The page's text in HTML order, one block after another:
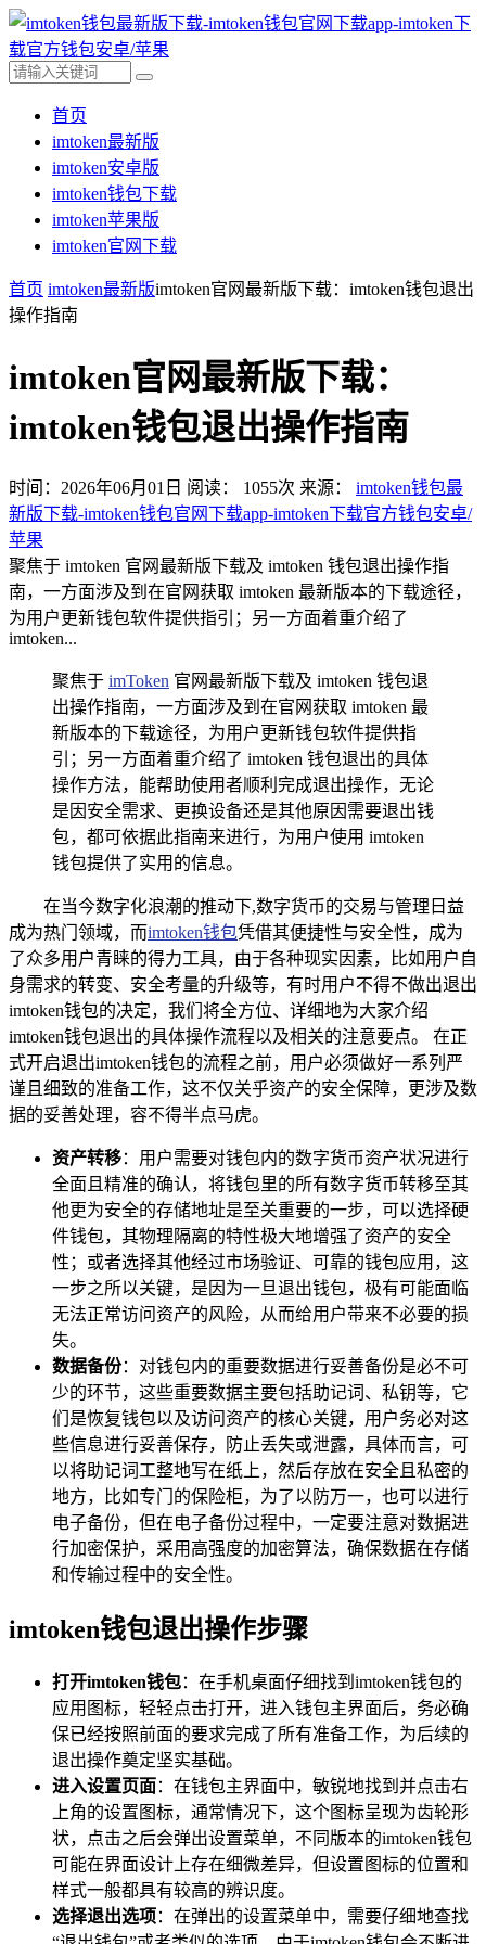
首页
imtoken最新版
imtoken安卓版
imtoken钱包下载
imtoken苹果版
imtoken官网下载
首页 imtoken最新版imtoken官网最新版下载：imtoken钱包退出
操作指南
imtoken官网最新版下载：
imtoken钱包退出操作指南
时间：2026年06月01日 阅读： 1055次 来源： imtoken钱包最
新版下载-imtoken钱包官网下载app-imtoken下载官方钱包安卓/
苹果
聚焦于 imtoken 官网最新版下载及 imtoken 钱包退出操作指
南，一方面涉及到在官网获取 imtoken 最新版本的下载途径，
为用户更新钱包软件提供指引；另一方面着重介绍了
imtoken...
聚焦于 imToken 官网最新版下载及 imtoken 钱包退
出操作指南，一方面涉及到在官网获取 imtoken 最
新版本的下载途径，为用户更新钱包软件提供指
引；另一方面着重介绍了 imtoken 钱包退出的具体
操作方法，能帮助使用者顺利完成退出操作，无论
是因安全需求、更换设备还是其他原因需要退出钱
包，都可依据此指南来进行，为用户使用 imtoken
钱包提供了实用的信息。
在当今数字化浪潮的推动下,数字货币的交易与管理日益
成为热门领域，而imtoken钱包凭借其便捷性与安全性，成为
了众多用户青睐的得力工具，由于各种现实因素，比如用户自
身需求的转变、安全考量的升级等，有时用户不得不做出退出
imtoken钱包的决定，我们将全方位、详细地为大家介绍
imtoken钱包退出的具体操作流程以及相关的注意要点。 在正
式开启退出imtoken钱包的流程之前，用户必须做好一系列严
谨且细致的准备工作，这不仅关乎资产的安全保障，更涉及数
据的妥善处理，容不得半点马虎。
资产转移：用户需要对钱包内的数字货币资产状况进行
全面且精准的确认，将钱包里的所有数字货币转移至其
他更为安全的存储地址是至关重要的一步，可以选择硬
件钱包，其物理隔离的特性极大地增强了资产的安全
性；或者选择其他经过市场验证、可靠的钱包应用，这
一步之所以关键，是因为一旦退出钱包，极有可能面临
无法正常访问资产的风险，从而给用户带来不必要的损
失。
数据备份：对钱包内的重要数据进行妥善备份是必不可
少的环节，这些重要数据主要包括助记词、私钥等，它
们是恢复钱包以及访问资产的核心关键，用户务必对这
些信息进行妥善保存，防止丢失或泄露，具体而言，可
以将助记词工整地写在纸上，然后存放在安全且私密的
地方，比如专门的保险柜，为了以防万一，也可以进行
电子备份，但在电子备份过程中，一定要注意对数据进
行加密保护，采用高强度的加密算法，确保数据在存储
和传输过程中的安全性。
imtoken钱包退出操作步骤
打开imtoken钱包：在手机桌面仔细找到imtoken钱包的
应用图标，轻轻点击打开，进入钱包主界面后，务必确
保已经按照前面的要求完成了所有准备工作，为后续的
退出操作奠定坚实基础。
进入设置页面：在钱包主界面中，敏锐地找到并点击右
上角的设置图标，通常情况下，这个图标呈现为齿轮形
状，点击之后会弹出设置菜单，不同版本的imtoken钱包
可能在界面设计上存在细微差异，但设置图标的位置和
样式一般都具有较高的辨识度。
选择退出选项 ：在弹出的设置菜单中，需要仔细地查找